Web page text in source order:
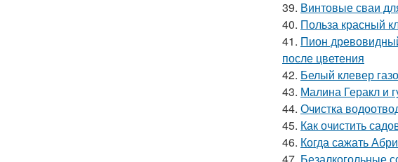
39. Винтовые сваи
40. Польза красный
41. Пион
после цветения
42. Белый клевер
43. Малина Геракл и
44. Очистка
45. Как очистить
46. Когда сажать